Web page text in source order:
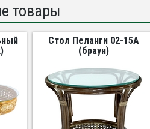
товары
Стол Пеланги 02-15A
(браун)